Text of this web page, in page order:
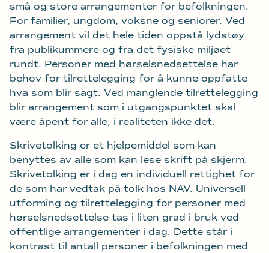
små og store arrangementer for befolkningen.
For familier, ungdom, voksne og seniorer. Ved
arrangement vil det hele tiden oppstå lydstøy
fra publikummere og fra det fysiske miljøet
rundt. Personer med hørselsnedsettelse har
behov for tilrettelegging for å kunne oppfatte
hva som blir sagt. Ved manglende tilrettelegging
blir arrangement som i utgangspunktet skal
være åpent for alle, i realiteten ikke det.
Skrivetolking er et hjelpemiddel som kan
benyttes av alle som kan lese skrift på skjerm.
Skrivetolking er i dag en individuell rettighet for
de som har vedtak på tolk hos NAV. Universell
utforming og tilrettelegging for personer med
hørselsnedsettelse tas i liten grad i bruk ved
offentlige arrangementer i dag. Dette står i
kontrast til antall personer i befolkningen med